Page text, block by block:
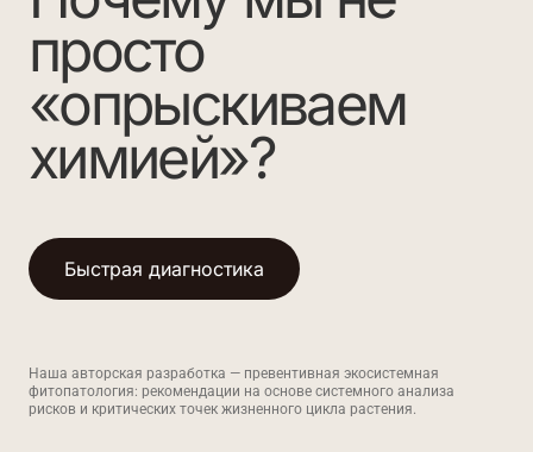
просто
«опрыскиваем
химией»?
Быстрая диагностика
Наша авторская разработка — превентивная экосистемная
фитопатология: рекомендации на основе системного анализа
рисков и критических точек жизненного цикла растения.